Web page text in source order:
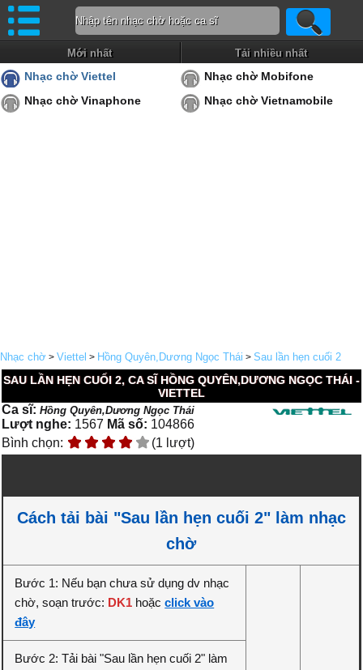
Mới nhất Tải nhiều nhất
Nhạc chờ Viettel
Nhạc chờ Mobifone
Nhạc chờ Vinaphone
Nhạc chờ Vietnamobile
Nhạc chờ > Viettel > Hồng Quyên,Dương Ngọc Thái > Sau lần hẹn cuối 2
SAU LẦN HẸN CUỐI 2, CA SĨ HỒNG QUYÊN,DƯƠNG NGỌC THÁI -
VIETTEL
Ca sĩ:Hồng Quyên,Dương Ngọc Thái
Lượt nghe: 1567 Mã số: 104866
Bình chọn:
(1 lượt)
Cách tải bài "Sau lần hẹn cuối 2" làm nhạc
chờ
Bước 1: Nếu bạn chưa sử dụng dv nhạc
chờ, soạn trước: DK1 hoặcclick vào
đây
Bước 2: Tải bài "Sau lần hẹn cuối 2" làm